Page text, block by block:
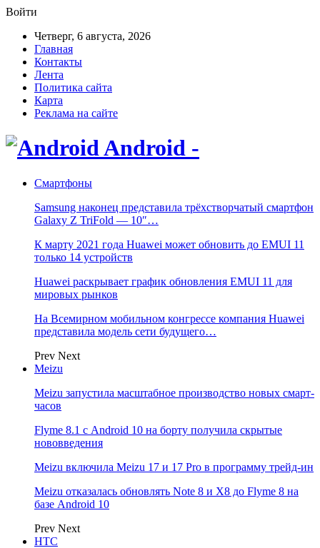
Войти
Четверг, 6 августа, 2026
Главная
Контакты
Лента
Политика сайта
Карта
Реклама на сайте
Android -
Смартфоны
Samsung наконец представила трёхстворчатый смартфон
Galaxy Z TriFold — 10″…
К марту 2021 года Huawei может обновить до EMUI 11
только 14 устройств
Huawei раскрывает график обновления EMUI 11 для
мировых рынков
На Всемирном мобильном конгрессе компания Huawei
представила модель сети будущего…
Prev Next
Meizu
Meizu запустила масштабное производство новых смарт-
часов
Flyme 8.1 с Android 10 на борту получила скрытые
нововведения
Meizu включила Meizu 17 и 17 Pro в программу трейд-ин
Meizu отказалась обновлять Note 8 и X8 до Flyme 8 на
базе Android 10
Prev Next
НТС